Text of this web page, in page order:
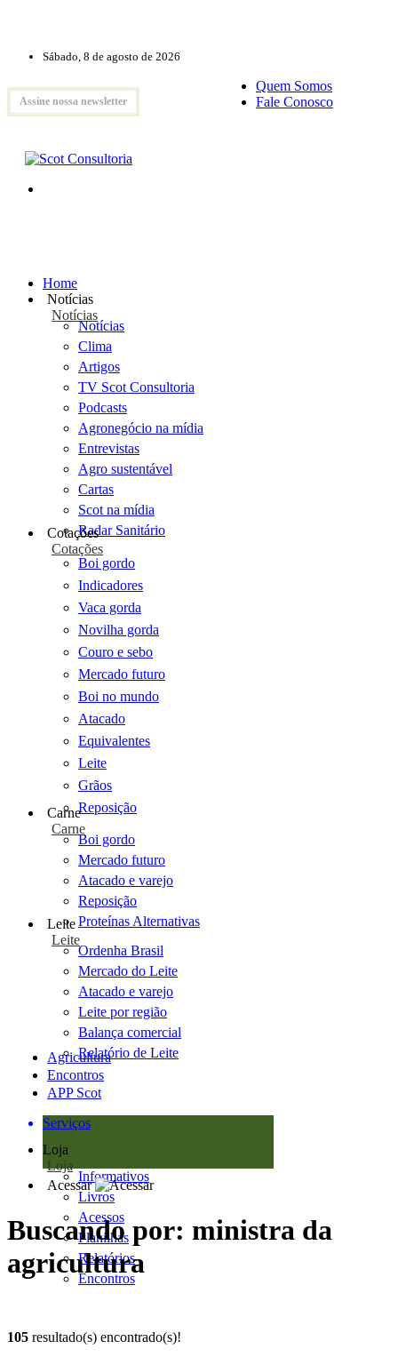
Sábado, 8 de agosto de 2026
Assine nossa newsletter
Quem Somos
Fale Conosco
Home
Notícias
Notícias
Notícias
Clima
Artigos
TV Scot Consultoria
Podcasts
Agronegócio na mídia
Entrevistas
Agro sustentável
Cartas
Scot na mídia
Radar Sanitário
Cotações
Cotações
Boi gordo
Indicadores
Vaca gorda
Novilha gorda
Couro e sebo
Mercado futuro
Boi no mundo
Atacado
Equivalentes
Leite
Grãos
Reposição
Carne
Carne
Boi gordo
Mercado futuro
Atacado e varejo
Reposição
Proteínas Alternativas
Leite
Leite
Ordenha Brasil
Mercado do Leite
Atacado e varejo
Leite por região
Balança comercial
Relatório de Leite
Agricultura
Encontros
APP Scot
Serviços
Loja
Loja
Informativos
Livros
Acessos
Planilhas
Relatórios
Encontros
Acessar
Buscando por: ministra da
agricultura
105 resultado(s) encontrado(s)!